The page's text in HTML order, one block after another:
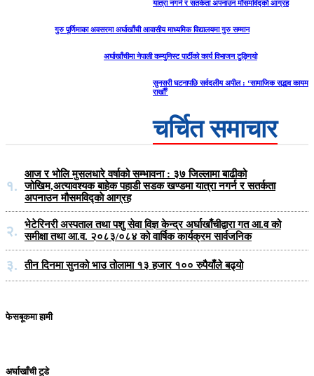
यात्रा नगर्न र सतर्कता अपनाउन मौसमविद्काे आग्रह
गुरु पूर्णिमाका अवसरमा अर्घाखाँची आवासीय माध्यमिक विद्यालयमा गुरु सम्मान
अर्घाखाँचीमा नेपाली कम्युनिस्ट पार्टीको कार्य विभाजन टुङ्गियो
सुनसरी घटनापछि सर्वदलीय अपील : ‘सामाजिक सद्भाव कायम
राखौँ’
चर्चित समाचार
१.
आज र भोलि मुसलधारे वर्षाको सम्भावना : ३७ जिल्लामा बाढीको
जोखिम,अत्यावश्यक बाहेक पहाडी सडक खण्डमा यात्रा नगर्न र सतर्कता
अपनाउन मौसमविद्काे आग्रह
२.
भेटेरिनरी अस्पताल तथा पशु सेवा विज्ञ केन्द्र अर्घाखाँचीद्वारा गत आ.व को
समीक्षा तथा आ.व. २०८३/०८४ को वार्षिक कार्यक्रम सार्वजनिक
३. तीन दिनमा सुनको भाउ तोलामा १३ हजार १०० रुपैयाँले बढ्यो
फेसबूकमा हामी
अर्घाखाँची टुडे